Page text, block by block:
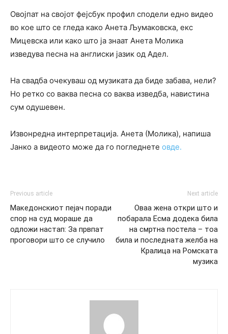
Овојпат на својот фејсбук профил сподели едно видео
во кое што се гледа како Анета Љумаковска, екс
Мицевска или како што ја знаат Анета Молика
изведува песна на англиски јазик од Адел.
На свадба очекуваш од музиката да биде забава, нели?
Но ретко со ваква песна со ваква изведба, навистина
сум одушевен.
Извонредна интерпретација. Анета (Молика), напиша
Јанко а видеото може да го погледнете овде.
Previous article
Македонскиот пејач поради
спор на суд мораше да
одложи настап: За првпат
проговори што се случило
Next article
Оваа жена откри што и
побарала Есма додека била
на смртна постела – тоа
била и последната желба на
Кралица на Ромската
музика